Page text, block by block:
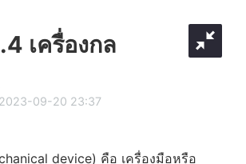
เครื่องกล
2023-09-20 23:37
device) คือ เครื่องมือหรือ